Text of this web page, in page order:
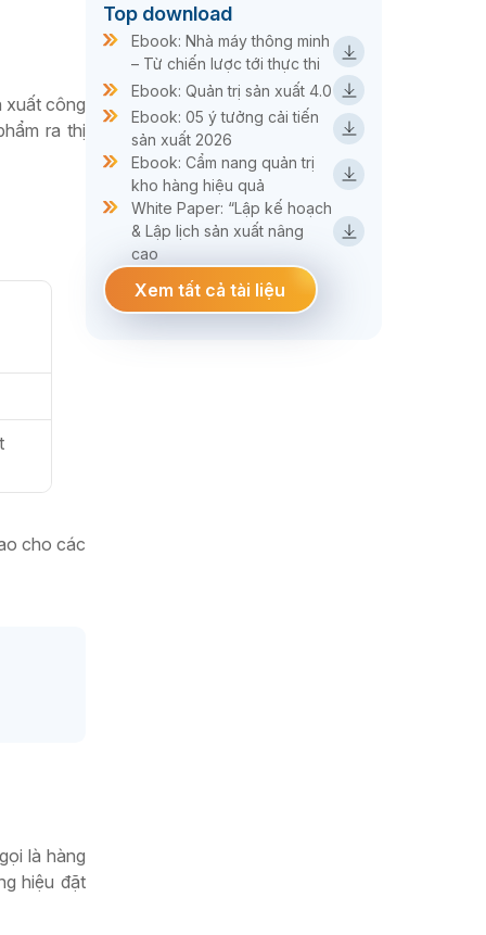
xuất công
ra thị
cho các
là hàng
hiệu đặt
Top download
Ebook: Nhà máy thông minh
– Từ chiến lược tới thực thi
Ebook: Quản trị sản xuất 4.0
Ebook: 05 ý tưởng cải tiến
sản xuất 2026
Ebook: Cẩm nang quản trị
kho hàng hiệu quả
White Paper: “Lập kế hoạch
& Lập lịch sản xuất nâng
cao
Xem tất cả tài liệu